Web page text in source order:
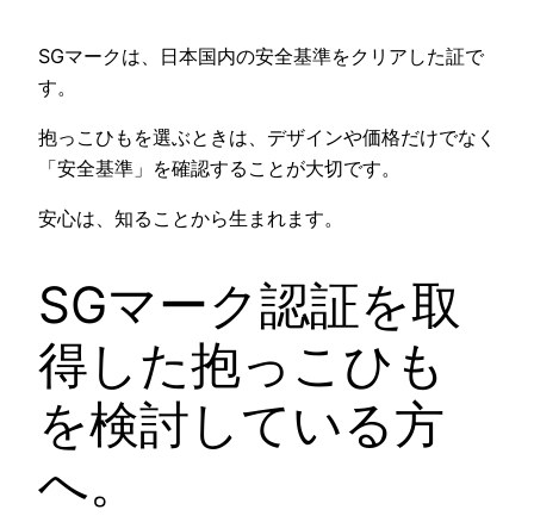
SGマークは、日本国内の安全基準をクリアした証で
す。
抱っこひもを選ぶときは、デザインや価格だけでなく
「安全基準」を確認することが大切です。
安心は、知ることから生まれます。
SGマーク認証を取
得した抱っこひも
を検討している方
へ。